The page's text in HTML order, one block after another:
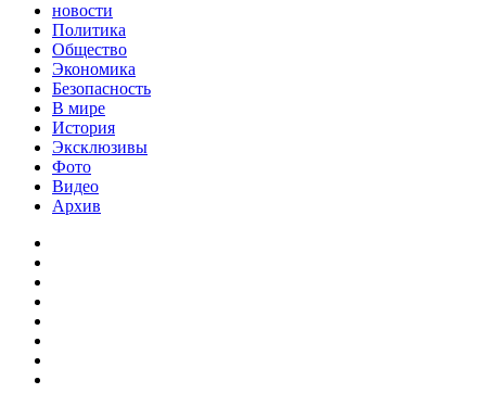
новости
Политика
Общество
Экономика
Безопасность
В мире
История
Эксклюзивы
Фото
Видео
Архив